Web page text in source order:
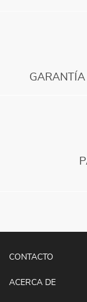
GARANTÍA
CONTACTO
ACERCA DE